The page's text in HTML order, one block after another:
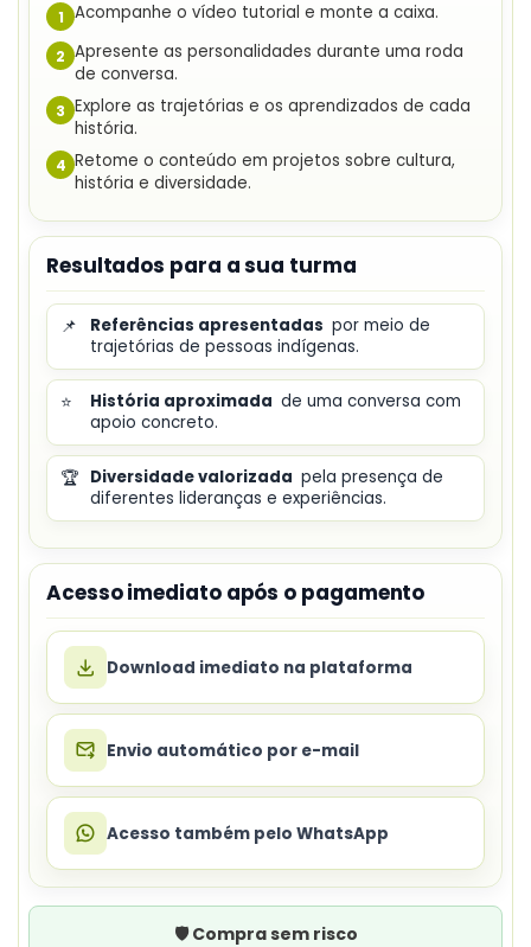
1 Acompanhe o vídeo tutorial e monte a caixa.
2 Apresente as personalidades durante uma roda
de conversa.
3 Explore as trajetórias e os aprendizados de cada
história.
4 Retome o conteúdo em projetos sobre cultura,
história e diversidade.
Resultados para a sua turma
📌 Referências apresentadas por meio de
trajetórias de pessoas indígenas.
⭐ História aproximada de uma conversa com
apoio concreto.
🏆 Diversidade valorizada pela presença de
diferentes lideranças e experiências.
Acesso imediato após o pagamento
Download imediato na plataforma
Envio automático por e-mail
Acesso também pelo WhatsApp
🛡️ Compra sem risco